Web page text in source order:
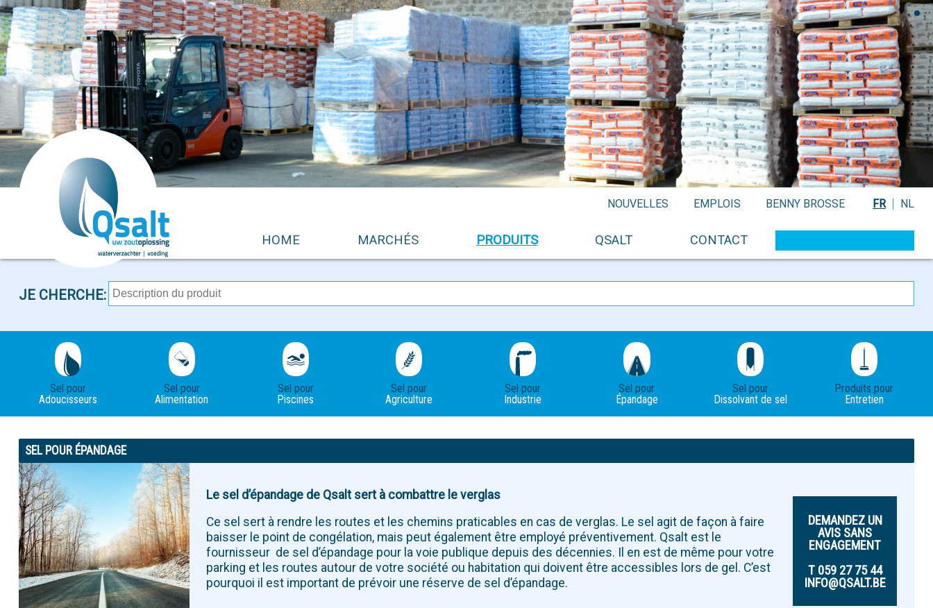
NL
FR
HOME MARCHÉS PRODUITS QSALT CONTACT
BENNY BROSSE
EMPLOIS
NOUVELLES
JE CHERCHE:
Sel pour
Adoucisseurs
Sel pour
Alimentation
Sel pour
Piscines
Sel pour
Agriculture
Sel pour
Industrie
Sel pour
Épandage
Sel pour
Dissolvant de sel
Produits pour
Entretien
SEL POUR ÉPANDAGE
DEMANDEZ UN
AVIS SANS
ENGAGEMENT
T 059 27 75 44
INFO@QSALT.BE
Le sel d’épandage de Qsalt sert à combattre le verglas
Ce sel sert à rendre les routes et les chemins praticables en cas de verglas. Le sel agit de façon à faire
baisser le point de congélation, mais peut également être employé préventivement. Qsalt est le
fournisseur de sel d’épandage pour la voie publique depuis des décennies. Il en est de même pour votre
parking et les routes autour de votre société ou habitation qui doivent être accessibles lors de gel. C’est
pourquoi il est important de prévoir une réserve de sel d’épandage.